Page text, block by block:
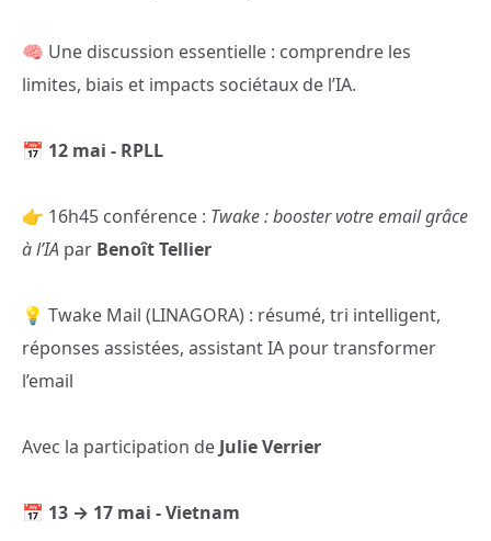
🧠 Une discussion essentielle : comprendre les
limites, biais et impacts sociétaux de l’IA.
📅 12 mai - RPLL
👉 16h45 conférence : Twake : booster votre email grâce
à l’IA par Benoît Tellier
💡 Twake Mail (LINAGORA) : résumé, tri intelligent,
réponses assistées, assistant IA pour transformer
l’email
Avec la participation de Julie Verrier
📅 13 → 17 mai - Vietnam